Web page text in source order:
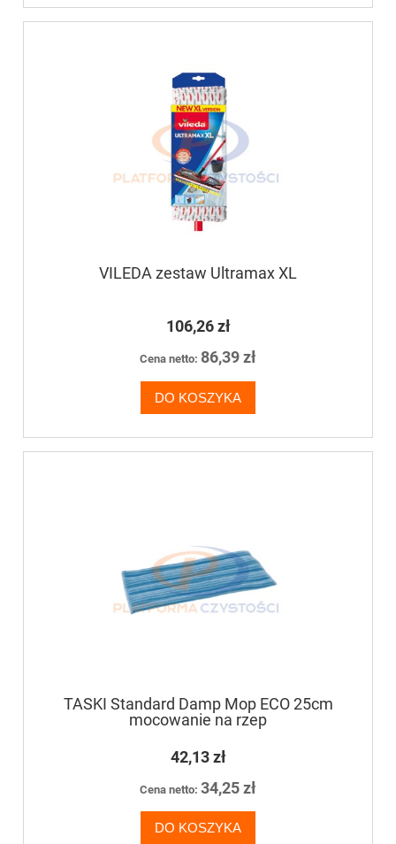
VILEDA zestaw Ultramax XL
106,26 zł
Cena netto: 86,39 zł
DO KOSZYKA
TASKI Standard Damp Mop ECO 25cm
mocowanie na rzep
42,13 zł
Cena netto: 34,25 zł
DO KOSZYKA